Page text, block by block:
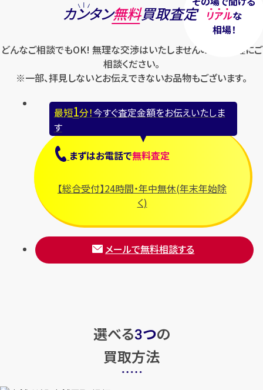
リアルな
相場！
カンタン無料買取査定
どんなご相談でもOK! 無理な交渉はいたしませんのでお気軽にご
相談ください。
※一部、拝見しないとお伝えできないお品物もございます。
最短1分！今すぐ査定金額をお伝えいたしま
す
まずはお電話で無料査定
【総合受付】24時間・年中無休(年末年始除
く)
メールで無料相談する
選べる3つの
買取方法